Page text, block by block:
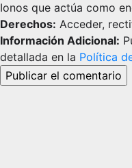
Ionos que actúa como
Derechos: Acceder,
Información Adicional:
detallada en la Política